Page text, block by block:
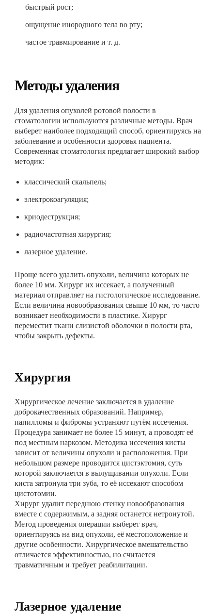
быстрый рост;
ощущение инородного тела во рту;
частое травмирование и т. д.
Методы удаления
Для удаления опухолей ротовой полости в
стоматологии используются различные методы. Врач
выберет наиболее подходящий способ, ориентируясь на
заболевание и особенности здоровья пациента.
Современная стоматология предлагает широкий выбор
методик:
классический скальпель;
электрокоагуляция;
криодеструкция;
радиочастотная хирургия;
лазерное удаление.
Проще всего удалить опухоли, величина которых не
более 10 мм. Хирург их иссекает, а полученный
материал отправляет на гистологическое исследование.
Если величина новообразования свыше 10 мм, то часто
возникает необходимости в пластике. Хирург
переместит ткани слизистой оболочки в полости рта,
чтобы закрыть дефекты.
Хирургия
Хирургическое лечение заключается в удаление
доброкачественных образований. Например,
папилломы и фибромы устраняют путём иссечения.
Процедура занимает не более 15 минут, а проводят её
под местным наркозом. Методика иссечения кисты
зависит от величины опухоли и расположения. При
небольшом размере проводится цистэктомия, суть
которой заключается в вылущивании опухоли. Если
киста затронула три зуба, то её иссекают способом
цистотомии.
Хирург удалит переднюю стенку новообразования
вместе с содержимым, а задняя останется нетронутой.
Метод проведения операции выберет врач,
ориентируясь на вид опухоли, её местоположение и
другие особенности. Хирургическое вмешательство
отличается эффективностью, но считается
травматичным и требует реабилитации.
Лазерное удаление